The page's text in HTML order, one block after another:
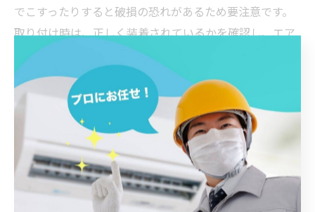
でこすったりすると破損の恐れがあるため要注意です。
取り付け時は、正しく装着されているかを確認し、エア
コンの動作確認も忘れずに行いましょう。
エアコンクリーニング効果を高める自宅でのコツ
自宅でのクリーニング効果を高めるには、掃除の頻度と
範囲が重要です。月1回のフィルター清掃に加え、季節の
変わり目には外装パネルの拭き掃除も実施しましょう。
さらに、室内のホコリ対策や換気を心がけることで、エ
アコン内部の汚れの蓄積を抑えられます。こうした日常